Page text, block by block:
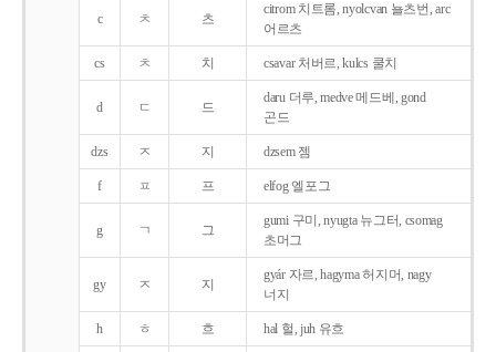
c ㅊ 츠
citrom 치트롬, nyolcvan 뇰츠번, arc
어르츠
cs ㅊ 치 csavar 처버르, kulcs 쿨치
d ㄷ 드
daru 더루, medve 메드베, gond
곤드
dzs ㅈ 지 dzsem 젬
f ㅍ 프 elfog 엘포그
g ㄱ 그
gumi 구미, nyugta 뉴그터, csomag
초머그
gy ㅈ 지
gyár 자르, hagyma 허지머, nagy
너지
h ㅎ 흐 hal 헐, juh 유흐